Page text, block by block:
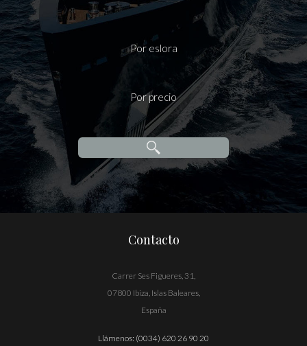
Por eslora
Por precio
Contacto
Carrer Ses Figueres, 31,
07800 Ibiza, Islas Baleares,
España
Llámenos: (0034) 620 26 90 20